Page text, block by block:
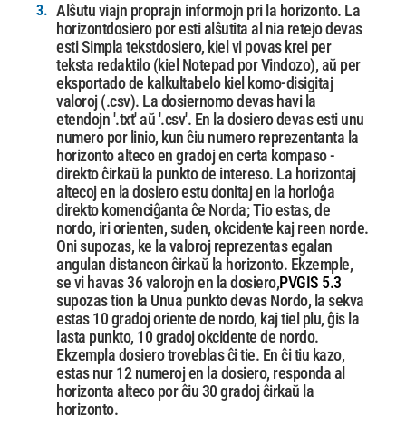
3. Alŝutu viajn proprajn informojn pri la horizonto. La
horizontdosiero por esti alŝutita al nia retejo devas
estiSimpla tekstdosiero, kiel vi povas krei per
teksta redaktilo (kiel Notepad porVindozo), aŭ per
eksportado de kalkultabelo kiel komo-disigitaj
valoroj (.csv). La dosiernomo devas havi la
etendojn '.txt' aŭ '.csv'. En la dosiero devas esti unu
numero por linio, kun ĉiu numero reprezentanta la
horizontoalteco en gradoj en certa kompaso -
direkto ĉirkaŭ la punkto de intereso. La horizontaj
altecoj en la dosiero estu donitaj en la horloĝa
direkto komenciĝanta ĉe Norda;Tio estas, de
nordo, iri orienten, suden, okcidente kaj reen norde.
Oni supozas, ke la valoroj reprezentas egalan
angulan distancon ĉirkaŭ la horizonto. Ekzemple,
se vi havas 36 valorojn en la dosiero,PVGIS 5.3
supozas tion la Unua punkto devasNordo, la sekva
estas 10 gradoj oriente de nordo, kaj tiel plu, ĝis la
lasta punkto, 10 gradoj okcidentede nordo.
Ekzempla dosiero troveblas ĉi tie. En ĉi tiu kazo,
estas nur 12 numeroj en la dosiero, responda al
horizonta alteco por ĉiu 30 gradoj ĉirkaŭ la
horizonto.